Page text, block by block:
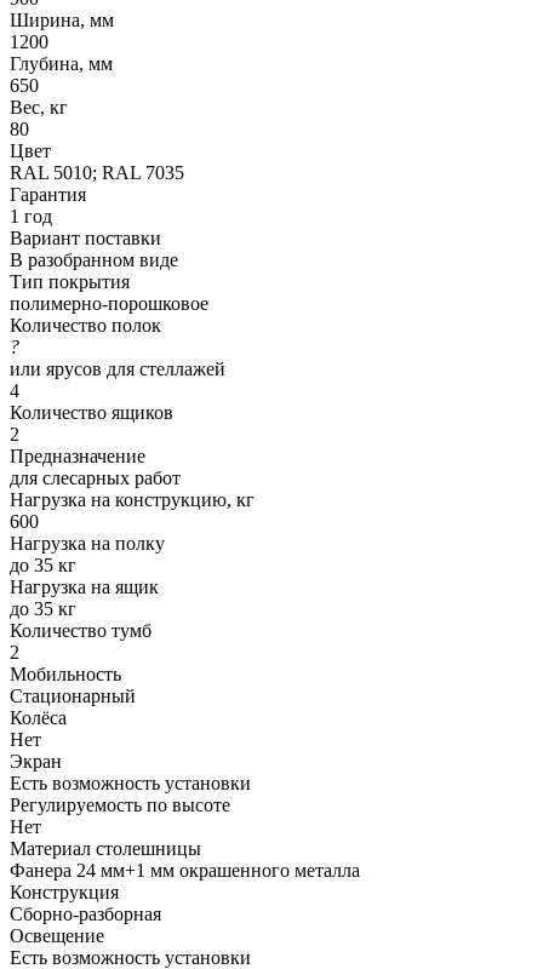
Ширина, мм
1200
Глубина, мм
650
Вес, кг
80
Цвет
RAL 5010; RAL 7035
Гарантия
1 год
Вариант поставки
В разобранном виде
Тип покрытия
полимерно-порошковое
Количество полок
?
или ярусов для стеллажей
4
Количество ящиков
2
Предназначение
для слесарных работ
Нагрузка на конструкцию, кг
600
Нагрузка на полку
до 35 кг
Нагрузка на ящик
до 35 кг
Количество тумб
2
Мобильность
Стационарный
Колёса
Нет
Экран
Есть возможность установки
Регулируемость по высоте
Нет
Материал столешницы
Фанера 24 мм+1 мм окрашенного металла
Конструкция
Сборно-разборная
Освещение
Есть возможность установки